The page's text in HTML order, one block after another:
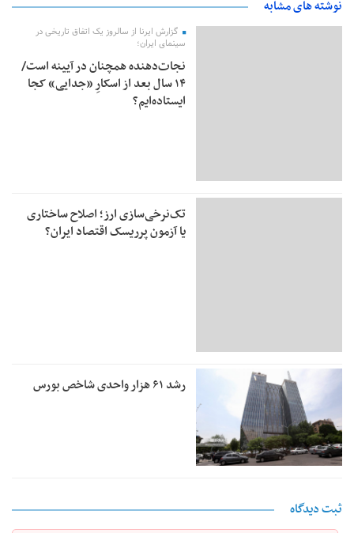
نوشته های مشابه
گزارش ایرنا از سالروز یک اتفاق تاریخی در
سینمای ایران؛
نجات‌دهنده‌ همچنان در آیینه است/
۱۴ سال بعد از اسکارِ «جدایی» کجا
ایستاده‌ایم؟
تک‌نرخی‌سازی ارز؛ اصلاح ساختاری
یا آزمون پرریسک اقتصاد ایران؟
رشد ۶۱ هزار واحدی شاخص بورس
ثبت دیدگاه